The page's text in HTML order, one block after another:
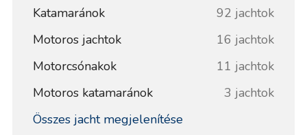
Katamaránok
92 jachtok
Motoros jachtok
16 jachtok
Motorcsónakok
11 jachtok
Motoros katamaránok
3 jachtok
Összes jacht megjelenítése